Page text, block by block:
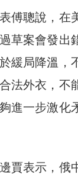
傅聰說，在
草案會發出
緩局降溫，
法外衣，不
進一步激化
賈表示，俄